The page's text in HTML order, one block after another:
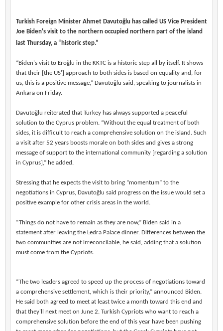
Turkish Foreign Minister Ahmet Davutoğlu has called US Vice President
Joe Biden's visit to the northern occupied northern part of the island
last Thursday, a “historic step.”
“Biden's visit to Eroğlu in the KKTC is a historic step all by itself. It shows
that their [the US'] approach to both sides is based on equality and, for
us, this is a positive message,” Davutoğlu said, speaking to journalists in
Ankara on Friday.
Davutoğlu reiterated that Turkey has always supported a peaceful
solution to the Cyprus problem. “Without the equal treatment of both
sides, it is difficult to reach a comprehensive solution on the island. Such
a visit after 52 years boosts morale on both sides and gives a strong
message of support to the international community [regarding a solution
in Cyprus],” he added.
Stressing that he expects the visit to bring “momentum” to the
negotiations in Cyprus, Davutoğlu said progress on the issue would set a
positive example for other crisis areas in the world.
“Things do not have to remain as they are now,” Biden said in a
statement after leaving the Ledra Palace dinner. Differences between the
two communities are not irreconcilable, he said, adding that a solution
must come from the Cypriots.
“The two leaders agreed to speed up the process of negotiations toward
a comprehensive settlement, which is their priority,” announced Biden.
He said both agreed to meet at least twice a month toward this end and
that they'll next meet on June 2. Turkish Cypriots who want to reach a
comprehensive solution before the end of this year have been pushing